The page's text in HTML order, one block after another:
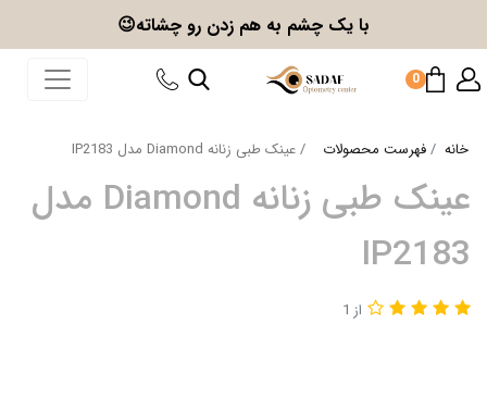
با یک چشم به هم زدن رو چشاته😉
0
خانه فهرست محصولات عینک طبی زنانه Diamond مدل IP2183
عینک طبی زنانه Diamond مدل
IP2183
از 1